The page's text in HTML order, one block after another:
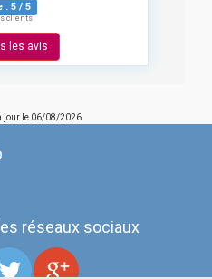
: 5 / 5
clients
les avis
jour le 06/08/2026
réseaux sociaux